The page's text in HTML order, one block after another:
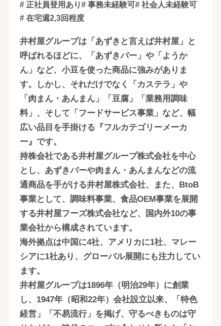
# 正社員登用あり# 事務未経験可# 社会人未経験可
# 在宅週2,3回程度
井村屋グループは「あずきと言えば井村屋」と
呼ばれるほどに、「あずきバー」や「ようか
ん」など、小豆を使った商品に強みがありま
す。しかし、それだけでなく「カステラ」や
「肉まん・あんまん」「豆腐」「業務用調味
料」、そして「フードサービス事業」など、幅
広い品目を手掛ける『フルカテゴリーメーカ
ー』です。
持株会社である井村屋グループ株式会社を中心
とし、あずきバーや肉まん・あんまんなどの流
通商品を手がける井村屋株式会社、また、BtoB
事業として、調味料事業、食品OEM事業を展開
する井村屋フーズ株式会社など、国内外10の事
業会社から構成されています。
海外拠点は中国に4社、アメリカに1社、マレー
シアに1社あり、グローバル展開にも注力してい
ます。
井村屋グループは1896年（明治29年）に創業
し、1947年（昭和22年）会社設立以来、「特色
経営」「不易流行」を掲げ、守るべきものは守